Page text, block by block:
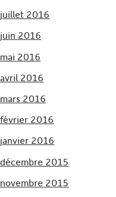
juillet 2016
juin 2016
mai 2016
avril 2016
mars 2016
février 2016
janvier 2016
décembre 2015
novembre 2015